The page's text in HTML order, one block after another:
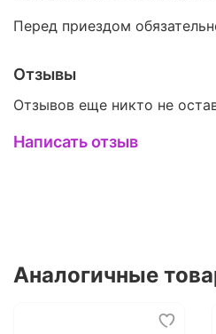
Перед приездом
Отзывы
Отзывов еще никто не
Написать отзыв
Аналогичные